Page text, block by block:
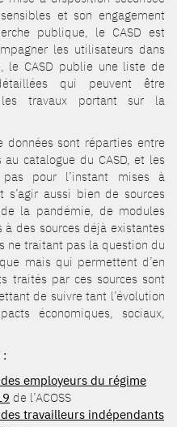
et son engagement
publique, le CASD est
les utilisateurs dans
le CASD publie une liste de
qui peuvent être
travaux portant sur la
données sont réparties entre
catalogue du CASD, et les
pour l’instant mises à
aussi bien de sources
la pandémie, de modules
des sources déjà existantes
ne traitant pas la question du
mais qui permettent d’en
traités par ces sources sont
de suivre tant l’évolution
économiques, sociaux,
:
employeurs du régime
de l’ACOSS
travailleurs indépendants